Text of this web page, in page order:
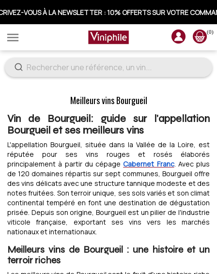
VOUS À LA NEWSLETTER : 10% OFFERTS SUR VOTRE
 (0)
Meilleurs vins Bourgueil
Vin de Bourgueil: guide sur l'appellation
Bourgueil et ses meilleurs vins
L'appellation Bourgueil, située dans la Vallée de la Loire, est
réputée pour ses vins rouges et rosés élaborés
principalement à partir du cépageCabernet Franc. Avec plus
de 120 domaines répartis sur sept communes, Bourgueil offre
des vins délicats avec une structure tannique modeste et des
notes fruitées. Son terroir unique, ses sols variés et son climat
continental tempéré en font une destination de dégustation
prisée. Depuis son origine, Bourgueil est un pilier de l'industrie
viticole française, exportant ses vins vers les marchés
nationaux et internationaux.
Meilleurs vins de Bourgueil : une histoire et un
terroir riches